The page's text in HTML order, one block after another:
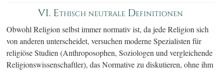
VI. Ethisch neutrale Definitionen
Obwohl Religion selbst immer normativ ist, da jede Religion sich
von anderen unterscheidet, versuchen moderne Spezialisten für
religiöse Studien (Anthroposophen, Soziologen und vergleichende
Religionswissenschaftler), das Normative zu diskutieren, ohne ihm